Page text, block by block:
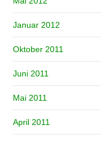
Januar 2012
Oktober 2011
Juni 2011
Mai 2011
April 2011